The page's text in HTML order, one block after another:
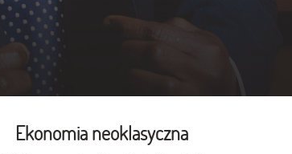
Ekonomia neoklasyczna